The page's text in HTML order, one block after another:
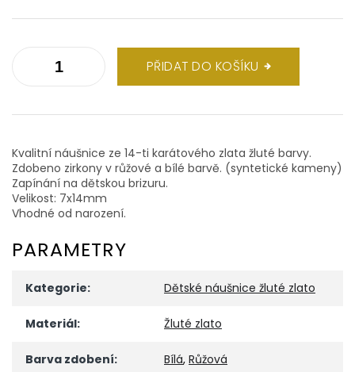
PŘIDAT DO KOŠÍKU
Kvalitní náušnice ze 14-ti karátového zlata žluté barvy.
Zdobeno zirkony v růžové a bílé barvě. (syntetické kameny)
Zapínání na dětskou brizuru.
Velikost: 7x14mm
Vhodné od narození.
PARAMETRY
Kategorie: Dětské náušnice žluté zlato
Materiál: Žluté zlato
Barva zdobení: Bílá, Růžová